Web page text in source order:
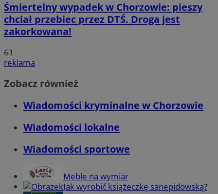
Śmiertelny wypadek w Chorzowie: pieszy
chciał przebiec przez DTŚ. Droga jest
zakorkowana!
61
reklama
Zobacz również
Wiadomości kryminalne w Chorzowie
Wiadomości lokalne
Wiadomości sportowe
Meble na wymiar
Jak wyrobić książeczkę sanepidowską?